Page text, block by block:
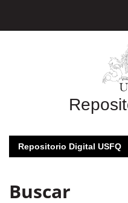
Repositorio Digital USFQ
Buscar